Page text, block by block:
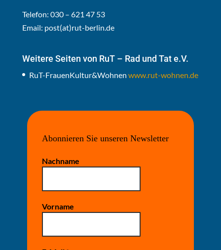
Telefon: 030 – 621 47 53
Email: post(at)rut-berlin.de
Weitere Seiten von RuT – Rad und Tat e.V.
RuT-FrauenKultur&Wohnen www.rut-wohnen.de
Abonnieren Sie unseren Newsletter
Nachname
Vorname